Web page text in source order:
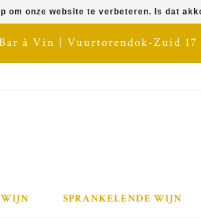
à Vin | Vuurtorendok-Zuid 17
WIJN SPRANKELENDE WIJN
om onze website te verbeteren. Is dat